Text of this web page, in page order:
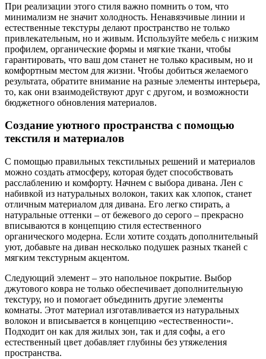
При реализации этого стиля важно помнить о том, что
минимализм не значит холодность. Ненавязчивые линии и
естественные текстуры делают пространство не только
привлекательным, но и живым. Используйте мебель с низким
профилем, органические формы и мягкие ткани, чтобы
гарантировать, что ваш дом станет не только красивым, но и
комфортным местом для жизни. Чтобы добиться желаемого
результата, обратите внимание на разные элементы интерьера,
то, как они взаимодействуют друг с другом, и возможности
бюджетного обновления материалов.
Создание уютного пространства с помощью
текстиля и материалов
С помощью правильных текстильных решений и материалов
можно создать атмосферу, которая будет способствовать
расслаблению и комфорту. Начнем с выбора дивана. Лен с
набивкой из натуральных волокон, таких как хлопок, станет
отличным материалом для дивана. Его легко стирать, а
натуральные оттенки – от бежевого до серого – прекрасно
вписываются в концепцию стиля естественного
органического модерна. Если хотите создать дополнительный
уют, добавьте на диван несколько подушек разных тканей с
мягким текстурным акцентом.
Следующий элемент – это напольное покрытие. Выбор
джутового ковра не только обеспечивает дополнительную
текстуру, но и помогает объединить другие элементы
комнаты. Этот материал изготавливается из натуральных
волокон и вписывается в концепцию «естественности».
Подходит он как для жилых зон, так и для софы, а его
естественный цвет добавляет глубины без утяжеления
пространства.